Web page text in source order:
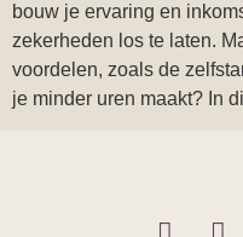
bouw je ervaring en
zekerheden los te laten.
voordelen, zoals de
je minder uren maakt? In